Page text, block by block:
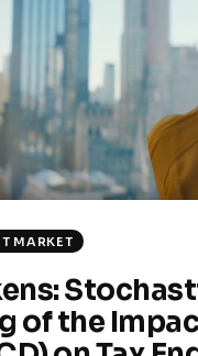
MARKET
of the